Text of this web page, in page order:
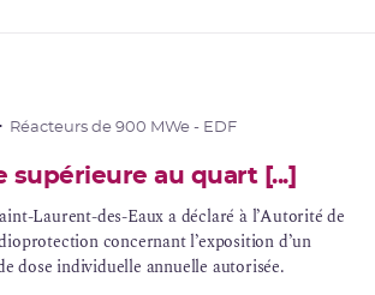
Réacteurs de 900 MWe - EDF
au quart [...]
Laurent-des-Eaux a déclaré à l’Autorité de
concernant l’exposition d’un
dose individuelle annuelle autorisée.